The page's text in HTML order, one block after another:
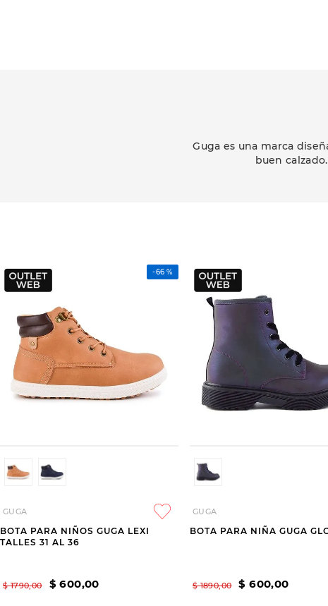
Guga es una marca
buen
-66 %
GUGA
BOTA PARA NIÑOS GUGA LEXI
TALLES 31 AL 36
$ 1790,00 $ 600,00
GUGA
BOTA PARA NIÑA GUGA
$ 1890,00 $ 600,00